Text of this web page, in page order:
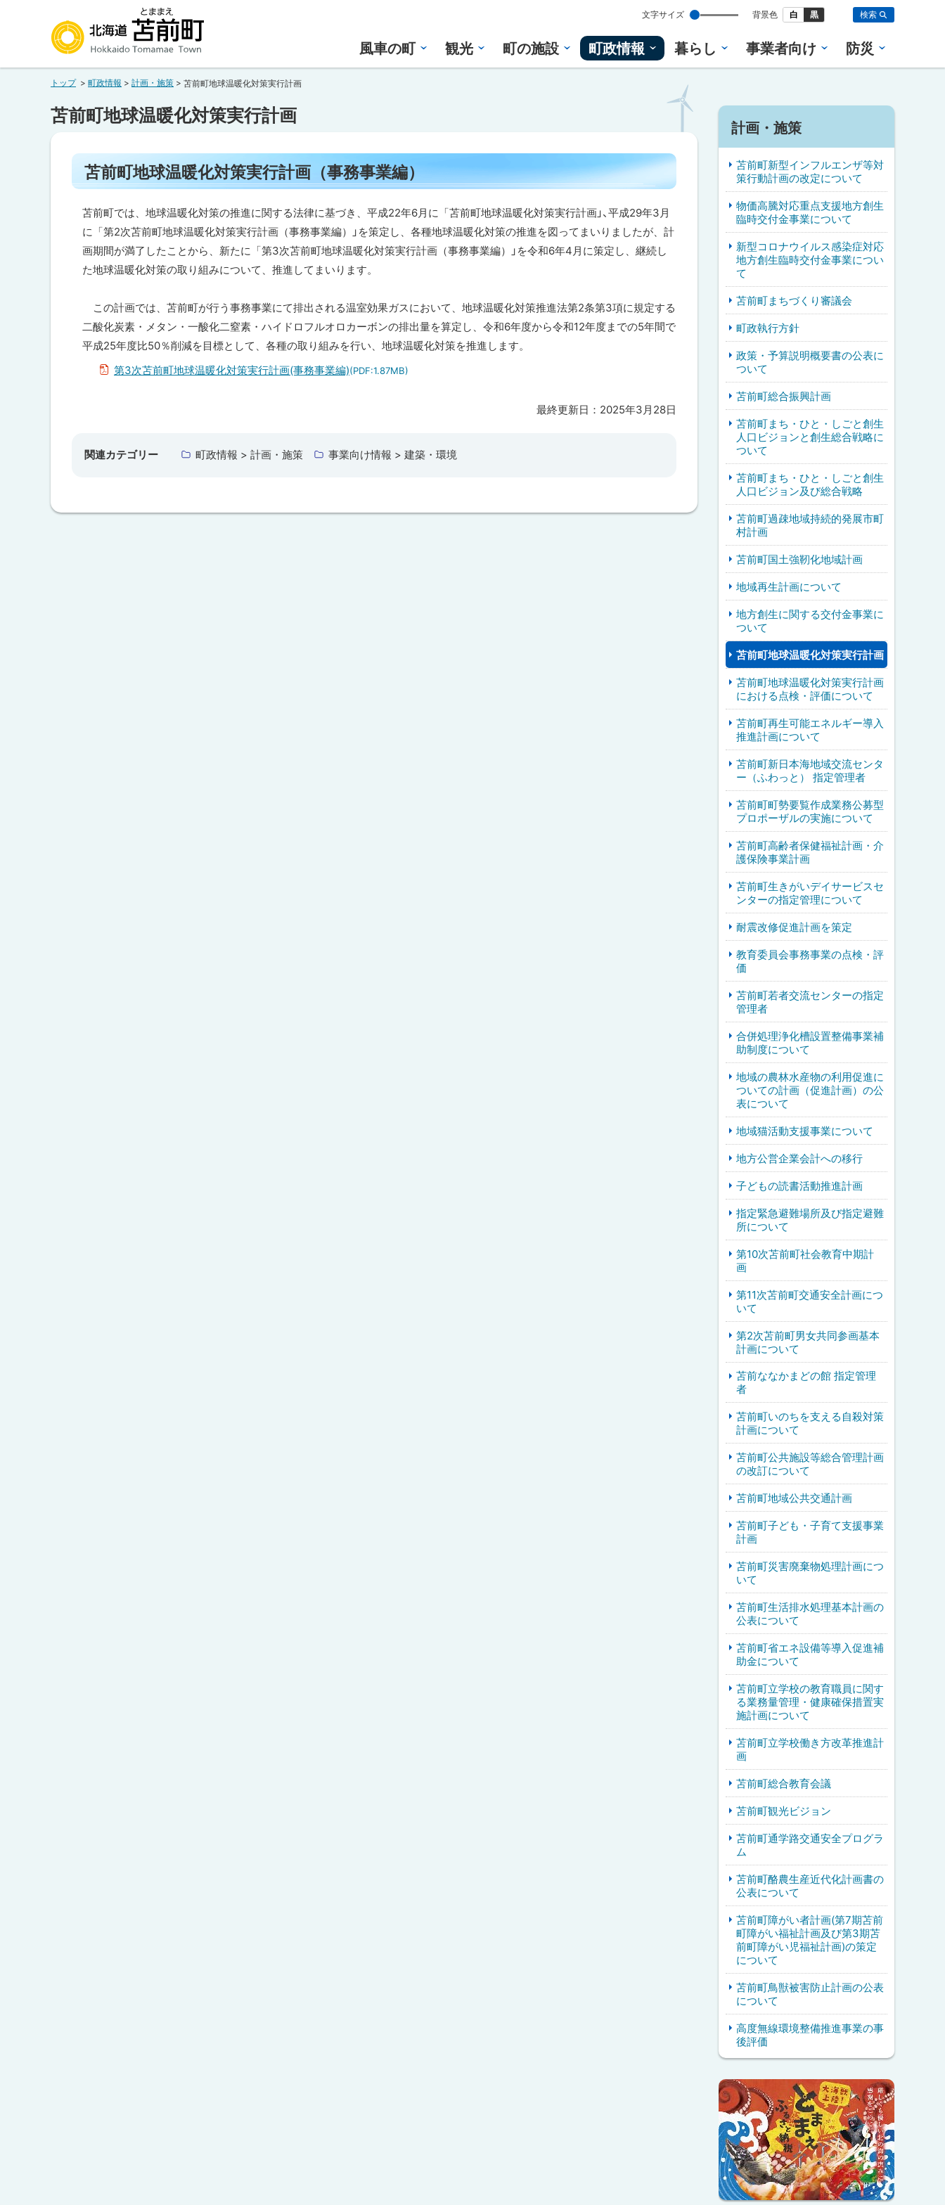
メ
北海道苫前町
Hokkaido Tomamae Town
設
定
文字サイズ 背景色 白 黒 検索
風車の町 観光 町の施設 町政情報 暮らし 事業者向け 防災
トップ 町政情報 計画・施策 苫前町地球温暖化対策実行計画
苫前町地球温暖化対策実行計画
ペ
ジ
目
次
苫
前
町
暖
化
対
務
事
苫前町地球温暖化対策実行計画（事務事業編）
苫前町では、地球温暖化対策の推進に関する法律に基づき、平成22年6月に「苫前町地球温暖化対策実行計画」、平成29年3月
に「第2次苫前町地球温暖化対策実行計画（事務事業編）」を策定し、各種地球温暖化対策の推進を図ってまいりましたが、計
画期間が満了したことから、新たに「第3次苫前町地球温暖化対策実行計画（事務事業編）」を令和6年4月に策定し、継続し
た地球温暖化対策の取り組みについて、推進してまいります。
この計画では、苫前町が行う事務事業にて排出される温室効果ガスにおいて、地球温暖化対策推進法第2条第3項に規定する
二酸化炭素・メタン・一酸化二窒素・ハイドロフルオロカーボンの排出量を算定し、令和6年度から令和12年度までの5年間で
平成25年度比50％削減を目標として、各種の取り組みを行い、地球温暖化対策を推進します。
第3次苫前町地球温暖化対策実行計画(事務事業編)(PDF:1.87MB)
プ
最終更新日： 2025年3月28日
関連カテゴリー 町政情報 > 計画・施策 事業向け情報 > 建築・環境
計画・施策
苫前町新型インフルエンザ等対
策行動計画の改定について
物価高騰対応重点支援地方創生
臨時交付金事業について
新型コロナウイルス感染症対応
地方創生臨時交付金事業につい
て
苫前町まちづくり審議会
町政執行方針
政策・予算説明概要書の公表に
ついて
苫前町総合振興計画
苫前町まち・ひと・しごと創生
人口ビジョンと創生総合戦略に
ついて
苫前町まち・ひと・しごと創生
人口ビジョン及び総合戦略
苫前町過疎地域持続的発展市町
村計画
苫前町国土強靭化地域計画
地域再生計画について
地方創生に関する交付金事業に
ついて
苫前町地球温暖化対策実行計画
苫前町地球温暖化対策実行計画
における点検・評価について
苫前町再生可能エネルギー導入
推進計画について
苫前町新日本海地域交流センタ
ー（ふわっと） 指定管理者
苫前町町勢要覧作成業務公募型
プロポーザルの実施について
苫前町高齢者保健福祉計画・介
護保険事業計画
苫前町生きがいデイサービスセ
ンターの指定管理について
耐震改修促進計画を策定
教育委員会事務事業の点検・評
価
苫前町若者交流センターの指定
管理者
合併処理浄化槽設置整備事業補
助制度について
地域の農林水産物の利用促進に
ついての計画（促進計画）の公
表について
地域猫活動支援事業について
地方公営企業会計への移行
子どもの読書活動推進計画
指定緊急避難場所及び指定避難
所について
第10次苫前町社会教育中期計
画
第11次苫前町交通安全計画につ
いて
第2次苫前町男女共同参画基本
計画について
苫前ななかまどの館 指定管理
者
苫前町いのちを支える自殺対策
計画について
苫前町公共施設等総合管理計画
の改訂について
苫前町地域公共交通計画
苫前町子ども・子育て支援事業
計画
苫前町災害廃棄物処理計画につ
いて
苫前町生活排水処理基本計画の
公表について
苫前町省エネ設備等導入促進補
助金について
苫前町立学校の教育職員に関す
る業務量管理・健康確保措置実
施計画について
苫前町立学校働き方改革推進計
画
苫前町総合教育会議
苫前町観光ビジョン
苫前町通学路交通安全プログラ
ム
苫前町酪農生産近代化計画書の
公表について
苫前町障がい者計画(第7期苫前
町障がい福祉計画及び第3期苫
前町障がい児福祉計画)の策定
について
苫前町鳥獣被害防止計画の公表
について
高度無線環境整備推進事業の事
後評価
サ
イ
ド
・
メ
ピ
ッ
ク
ア
ッ
プ
戻